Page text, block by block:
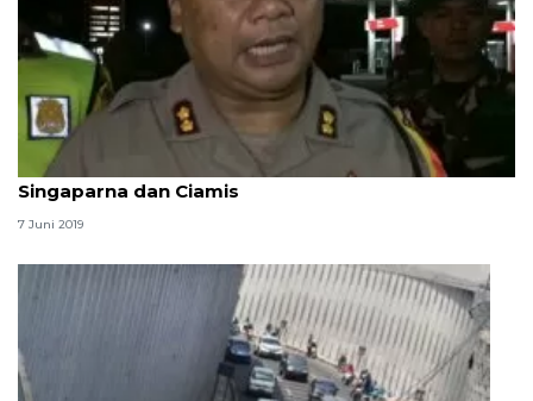
Arus lalu lintas dialihkan ke jalur alternatif
Singaparna dan Ciamis
7 Juni 2019